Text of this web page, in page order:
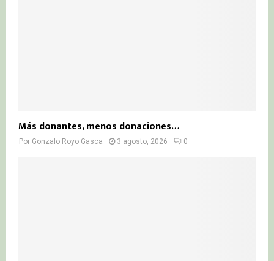
Más donantes, menos donaciones…
Por Gonzalo Royo Gasca 3 agosto, 2026 0